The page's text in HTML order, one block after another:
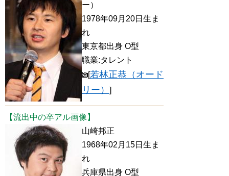
ー）
1978年09月20日生ま
れ
東京都出身 O型
職業:タレント
[若林正恭（オード
リー） ]
【流出中の卒アル画像】
山崎邦正
1968年02月15日生ま
れ
兵庫県出身 O型